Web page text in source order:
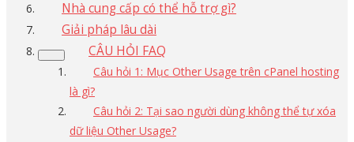
Nhà cung cấp có thể hỗ trợ gì?
Giải pháp lâu dài
CÂU HỎI FAQ
Câu hỏi 1: Mục Other Usage trên cPanel hosting
là gì?
Câu hỏi 2: Tại sao người dùng không thể tự xóa
dữ liệu Other Usage?